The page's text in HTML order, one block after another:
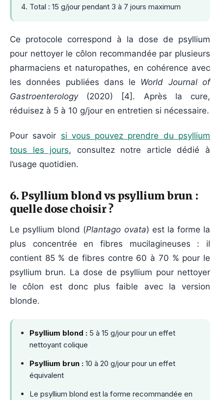
Total : 15 g/jour pendant 3 à 7 jours maximum
Ce protocole correspond à la dose de psyllium
pour nettoyer le côlon recommandée par plusieurs
pharmaciens et naturopathes, en cohérence avec
les données publiées dans le World Journal of
Gastroenterology(2020) [4]. Après la cure,
réduisez à 5 à 10 g/jour en entretien si nécessaire.
Pour savoir si vous pouvez prendre du psyllium
tous les jours, consultez notre article dédié à
l’usage quotidien.
6. Psyllium blond vs psyllium brun :
quelle dose choisir ?
Le psyllium blond (Plantago ovata) est la forme la
plus concentrée en fibres mucilagineuses : il
contient 85 % de fibres contre 60 à 70 % pour le
psyllium brun. La dose de psyllium pour nettoyer
le côlon est donc plus faible avec la version
blonde.
Psyllium blond : 5 à 15 g/jour pour un effet
nettoyant colique
Psyllium brun : 10 à 20 g/jour pour un effet
équivalent
Le psyllium blond est la forme recommandée en